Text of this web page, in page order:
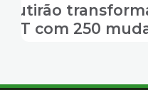
Mutirão
VLT com 250